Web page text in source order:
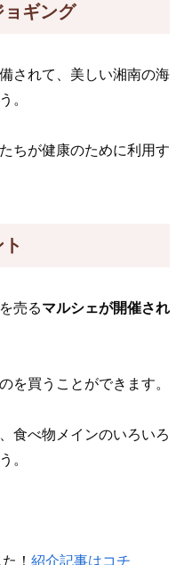
ギング
されて、美しい湘南の海
。
ちが健康のために利用す
売るマルシェが開催され
を買うことができます。
食べ物メインのいろいろ
。
！ 紹介記事はコチ